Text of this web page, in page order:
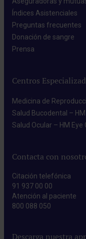
Índices Asistenciales​
Preguntas frecuentes​
Donación de sangre​
Prensa​
Centros
Medicina de
Salud Bucodental –
Salud Ocular – HM Eye
Contacta con
Citación telefónica
91 937 00 00
Atención al paciente
800 088 050
Descarga nuestra